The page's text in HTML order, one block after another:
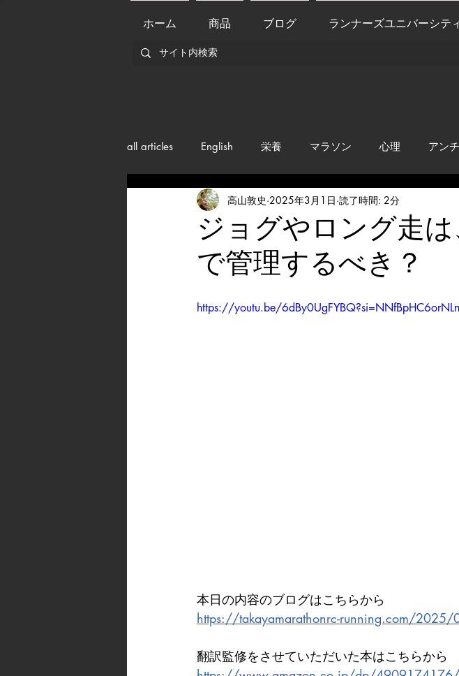
ホーム 商品 ブログ ランナーズユニバーシテ
all articles English 栄養 マラソン 心理 アン
メンバー紹介 Nutrition anti-inflammation
health mamagement セールス 走り方
ジョグやロング走
で管理するべき？
高山敦史 2025年3月1日 読了時間: 2分
https://youtu.be/
本日の内容のブログはこちらから
https://takayamarathonrc-running.com/
翻訳監修をさせていただいた本はこちらから